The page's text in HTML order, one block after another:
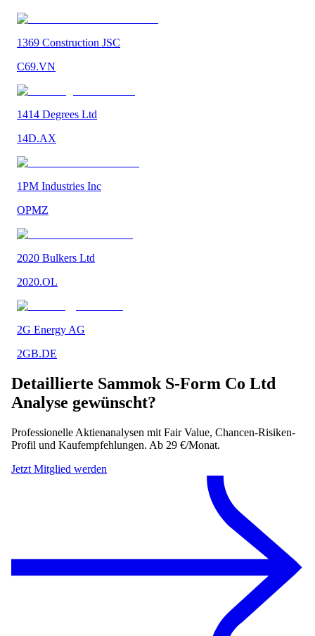
1369 Construction JSC
C69.VN
1414 Degrees Ltd
14D.AX
1PM Industries Inc
OPMZ
2020 Bulkers Ltd
2020.OL
2G Energy AG
2GB.DE
Detaillierte Sammok S-Form Co Ltd
Analyse gewünscht?
Professionelle Aktienanalysen mit Fair Value, Chancen-Risiken-
Profil und Kaufempfehlungen. Ab 29 €/Monat.
Jetzt Mitglied werden